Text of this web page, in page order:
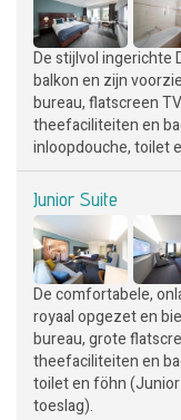
De stijlvol ingerichte
balkon en zijn
bureau, flatscreen
theefaciliteiten en
inloopdouche, toilet
Junior Suite
De comfortabele,
royaal opgezet en
bureau, grote
theefaciliteiten en
toilet en föhn
toeslag).